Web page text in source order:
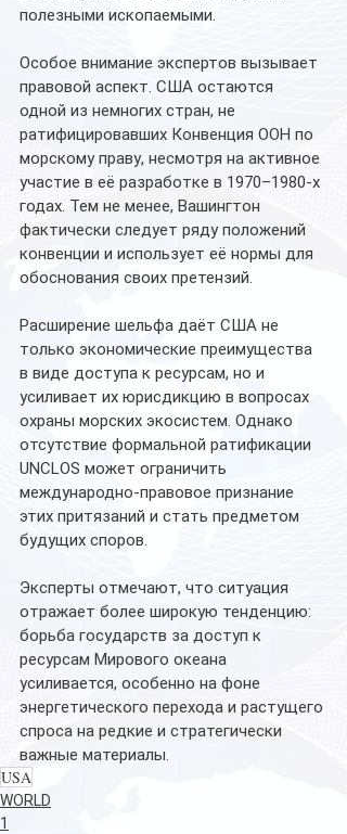
полезными ископаемыми.
Особое внимание экспертов вызывает
правовой аспект. США остаются
одной из немногих стран, не
ратифицировавших Конвенция ООН по
морскому праву, несмотря на активное
участие в её разработке в 1970–1980-х
годах. Тем не менее, Вашингтон
фактически следует ряду положений
конвенции и использует её нормы для
обоснования своих претензий.
Расширение шельфа даёт США не
только экономические преимущества
в виде доступа к ресурсам, но и
усиливает их юрисдикцию в вопросах
охраны морских экосистем. Однако
отсутствие формальной ратификации
UNCLOS может ограничить
международно-правовое признание
этих притязаний и стать предметом
будущих споров.
Эксперты отмечают, что ситуация
отражает более широкую тенденцию:
борьба государств за доступ к
ресурсам Мирового океана
усиливается, особенно на фоне
энергетического перехода и растущего
спроса на редкие и стратегически
важные материалы.
USA
WORLD
1